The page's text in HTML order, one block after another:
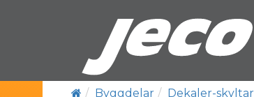
Byggdelar Dekaler-skyltar